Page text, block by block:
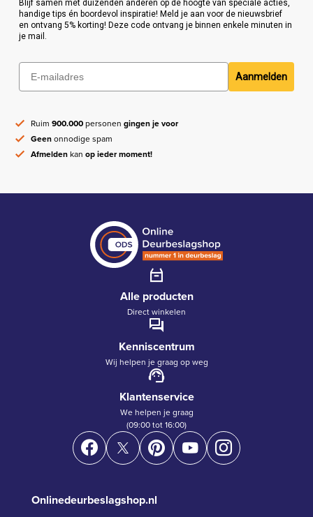
Blijf samen met duizenden anderen op de hoogte van speciale acties,
handige tips én boordevol inspiratie! Meld je aan voor de nieuwsbrief
en ontvang 5% korting! Deze code ontvang je binnen enkele minuten in
je mail.
Aanmelden
Ruim900.000personengingen je voor
Geenonnodige spam
Afmeldenkanop ieder moment!
Alle producten
Direct winkelen
Kenniscentrum
Wij helpen je graag op weg
Klantenservice
We helpen je graag
(09:00 tot 16:00)
Onlinedeurbeslagshop.nl